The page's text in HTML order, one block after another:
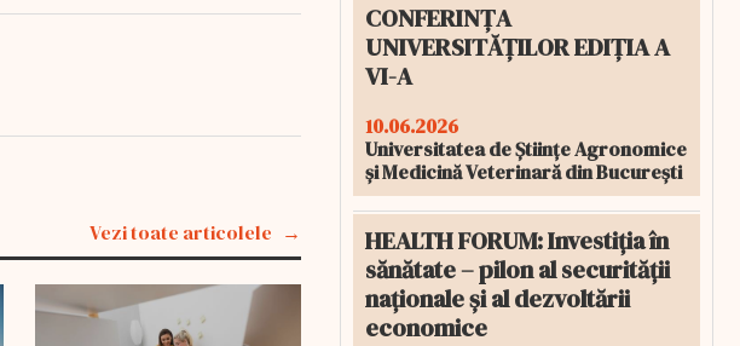
Vezi toate articolele
CONFERINȚA
UNIVERSITĂȚILOR EDIȚIA A
VI-A
10.06.2026
Universitatea de Științe Agronomice
și Medicină Veterinară din București
HEALTH FORUM: Investiția în
sănătate – pilon al securității
naționale și al dezvoltării
economice